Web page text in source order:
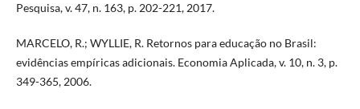
Pesquisa, v. 47, n. 163, p. 202-221, 2017.
MARCELO, R.; WYLLIE, R. Retornos para educação no Brasil:
evidências empíricas adicionais. Economia Aplicada, v. 10, n. 3, p.
349-365, 2006.